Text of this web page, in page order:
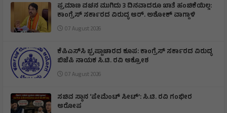
ಪ್ರಮಾಣ ವಚನ ಮುಗಿದು 3 ದಿನವಾದರೂ ಖಾತೆ ಹಂಚಿಕೆಯಿಲ್ಲ:
ಕಾಂಗ್ರೆಸ್ ಸರ್ಕಾರದ ವಿರುದ್ಧ ಆರ್‌. ಅಶೋಕ್ ವಾಗ್ದಾಳಿ
07 August 2026
ಕೆಪಿಎಸ್‌ಸಿ ಭ್ರಷ್ಟಾಚಾರದ ಕೂಪ: ಕಾಂಗ್ರೆಸ್ ಸರ್ಕಾರದ ವಿರುದ್ಧ
ಬಿಜೆಪಿ ನಾಯಕ ಸಿ.ಟಿ. ರವಿ ಆಕ್ರೋಶ
07 August 2026
ಸಚಿವ ಸ್ಥಾನ ‘ಪೇಮೆಂಟ್ ಸೀಟ್’: ಸಿ.ಟಿ. ರವಿ ಗಂಭೀರ
ಆರೋಪ